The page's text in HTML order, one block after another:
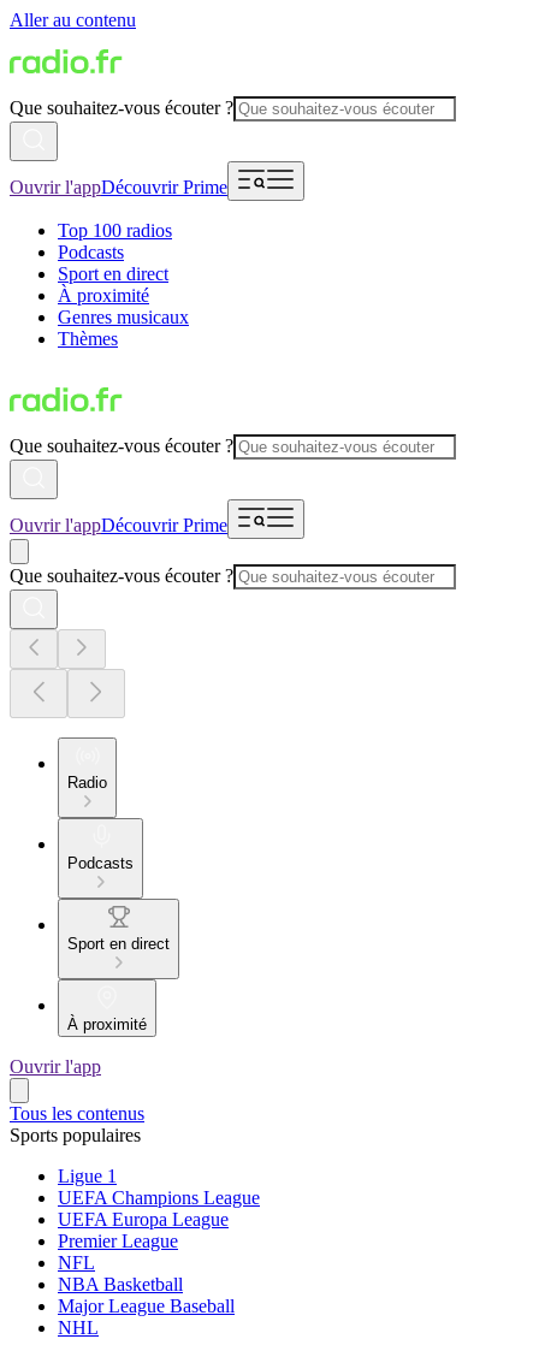
Aller au contenu
Que souhaitez-vous écouter ?
Ouvrir l'appDécouvrir Prime
Top 100 radios
Podcasts
Sport en direct
À proximité
Genres musicaux
Thèmes
Que souhaitez-vous écouter ?
Ouvrir l'appDécouvrir Prime
Que souhaitez-vous écouter ?
Radio
Podcasts
Sport en direct
À proximité
Ouvrir l'app
Tous les contenus
Sports populaires
Ligue 1
UEFA Champions League
UEFA Europa League
Premier League
NFL
NBA Basketball
Major League Baseball
NHL